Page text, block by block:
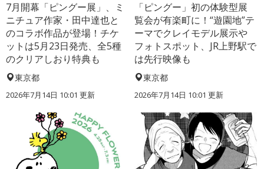
7月開幕「ピングー展」、ミ
ニチュア作家・田中達也と
のコラボ作品が登場！チケ
ットは5月23日発売、全5種
のクリアしおり特典も
東京都
2026年7月14日 10:01 更新
「ピングー」初の体験型展
覧会が有楽町に！“遊園地”テ
ーマでクレイモデル展示や
フォトスポット、JR上野駅で
は先行映像も
東京都
2026年7月14日 10:01 更新